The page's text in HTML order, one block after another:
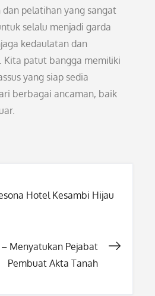
pelatihan yang sangat
selalu menjadi garda
kedaulatan dan
Kita patut bangga memiliki
yang siap sedia
berbagai ancaman, baik
Hotel Kesambi Hijau
– Menyatukan Pejabat
Pembuat Akta Tanah